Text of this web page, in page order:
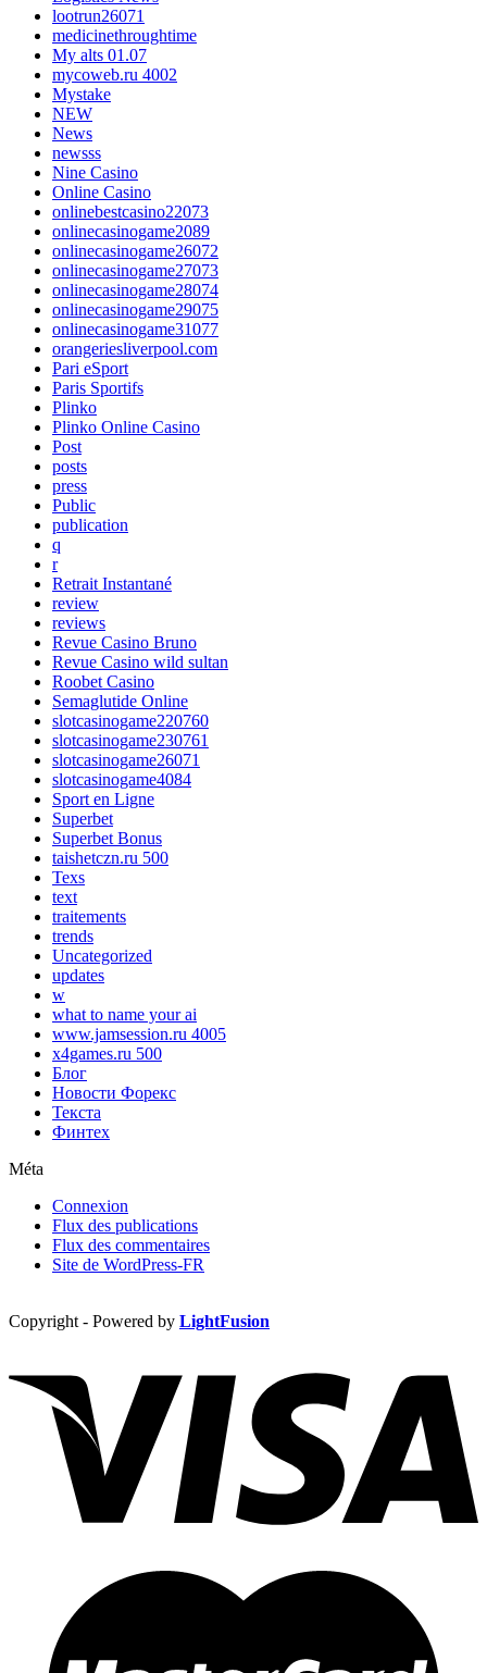
lootrun26071
medicinethroughtime
My alts 01.07
mycoweb.ru 4002
Mystake
NEW
News
newsss
Nine Casino
Online Casino
onlinebestcasino22073
onlinecasinogame2089
onlinecasinogame26072
onlinecasinogame27073
onlinecasinogame28074
onlinecasinogame29075
onlinecasinogame31077
orangeriesliverpool.com
Pari eSport
Paris Sportifs
Plinko
Plinko Online Casino
Post
posts
press
Public
publication
q
r
Retrait Instantané
review
reviews
Revue Casino Bruno
Revue Casino wild sultan
Roobet Casino
Semaglutide Online
slotcasinogame220760
slotcasinogame230761
slotcasinogame26071
slotcasinogame4084
Sport en Ligne
Superbet
Superbet Bonus
taishetczn.ru 500
Texs
text
traitements
trends
Uncategorized
updates
w
what to name your ai
www.jamsession.ru 4005
x4games.ru 500
Блог
Новости Форекс
Текста
Финтех
Méta
Connexion
Flux des publications
Flux des commentaires
Site de WordPress-FR
Copyright - Powered by LightFusion